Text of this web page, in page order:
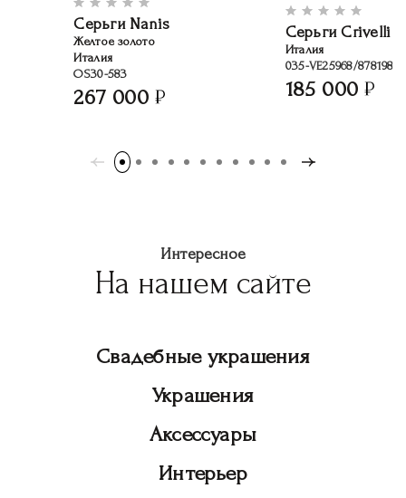
Серьги Nanis
Желтое золото
Италия
OS30-583
267 000
Серьги Crivelli
Италия
035-VE25968/
185 000
Интересное
На нашем сайте
Свадебные украшения
Украшения
Аксессуары
Интерьер